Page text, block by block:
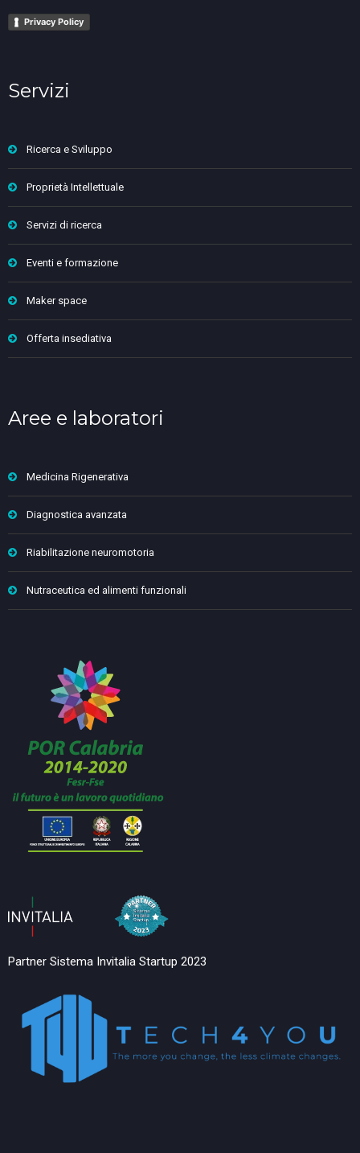
Privacy Policy
Servizi
Ricerca e Sviluppo
Proprietà Intellettuale
Servizi di ricerca
Eventi e formazione
Maker space
Offerta insediativa
Aree e laboratori
Medicina Rigenerativa
Diagnostica avanzata
Riabilitazione neuromotoria
Nutraceutica ed alimenti funzionali
Partner Sistema Invitalia Startup 2023